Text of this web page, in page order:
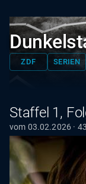
ZDF SERIEN
Staffel 1,
vom 03.02.2026 ·